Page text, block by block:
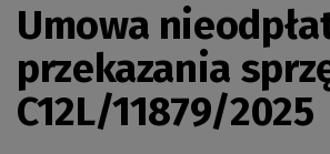
Umowa
przekazania
C12L/11879/2025